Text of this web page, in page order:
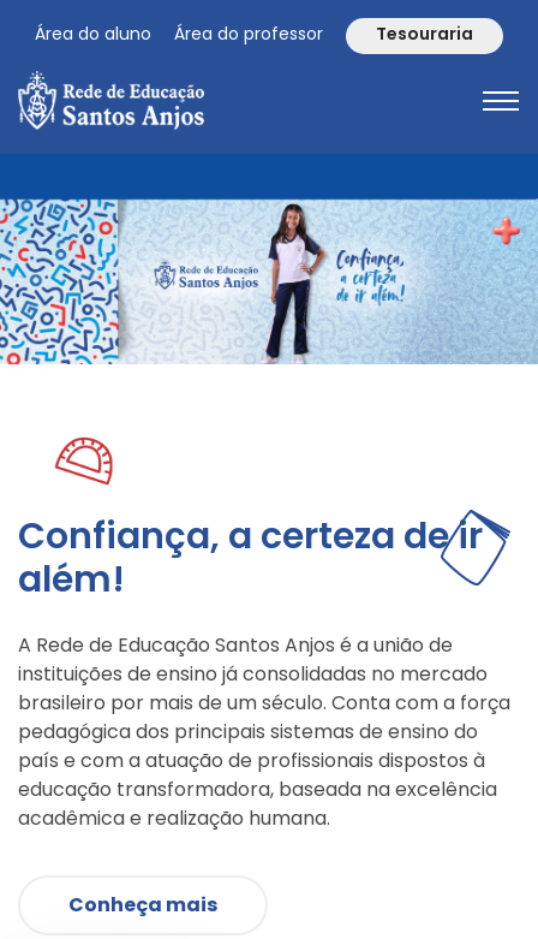
Área do aluno Área do professor Tesouraria
Confiança, a certeza de ir
além!
A Rede de Educação Santos Anjos é a união de
instituições de ensino já consolidadas no mercado
brasileiro por mais de um século. Conta com a força
pedagógica dos principais sistemas de ensino do
país e com a atuação de profissionais dispostos à
educação transformadora, baseada na excelência
acadêmica e realização humana.
Conheça mais